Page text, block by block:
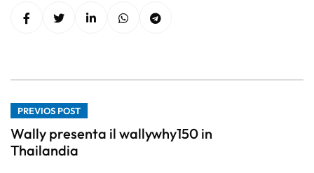
PREVIOS POST
Wally presenta il wallywhy150 in
Thailandia